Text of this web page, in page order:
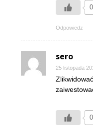
0
Odpowiedz
sero
25 listopada
0